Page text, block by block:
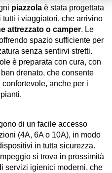
piazzolaè stata progettata
i viaggiatori, che arrivino
attrezzato o camper. Le
spazio sufficiente per
senza sentirvi stretti.
è preparata con cura, con
drenato, che consente
anche per i
di un facile accesso
(4A, 6A o 10A), in modo
in tutta sicurezza.
si trova in prossimità
servizi igienici moderni, che